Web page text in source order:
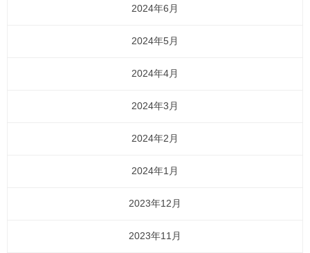
2024年6月
2024年5月
2024年4月
2024年3月
2024年2月
2024年1月
2023年12月
2023年11月